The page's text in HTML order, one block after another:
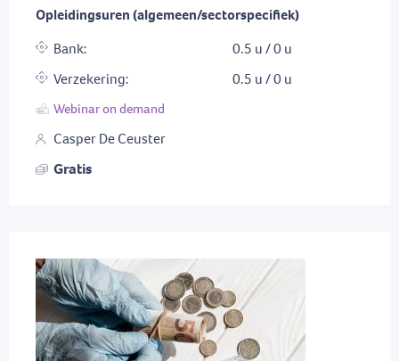
Opleidingsuren (algemeen/sectorspecifiek)
Bank:
0.5 u / 0 u
Verzekering:
0.5 u / 0 u
Webinar on demand
Casper De Ceuster
Gratis